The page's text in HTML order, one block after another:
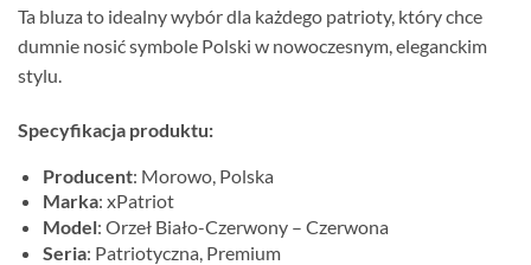
Ta bluza to idealny wybór dla każdego patrioty, który chce
dumnie nosić symbole Polski w nowoczesnym, eleganckim
stylu.
Specyfikacja produktu:
Producent: Morowo, Polska
Marka: xPatriot
Model: Orzeł Biało-Czerwony – Czerwona
Seria: Patriotyczna, Premium